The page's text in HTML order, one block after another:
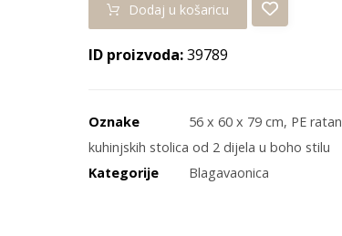
Dodaj u košaricu
ID proizvoda:39789
Oznake 56 x 60 x 79 cm, PE ratan
kuhinjskih stolica od 2 dijela u boho stilu
Kategorije
Blagavaonica